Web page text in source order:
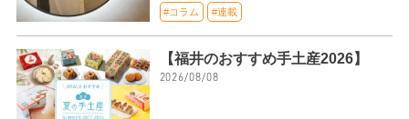
#コラム #連載
【福井のおすすめ手土産2026】
2026/08/08